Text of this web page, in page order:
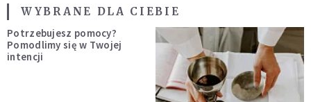
WYBRANE DLA CIEBIE
Potrzebujesz pomocy?
Pomodlimy się w Twojej
intencji